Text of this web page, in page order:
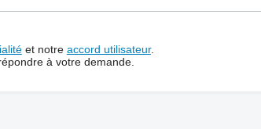
et notre accord utilisateur.
à votre demande.